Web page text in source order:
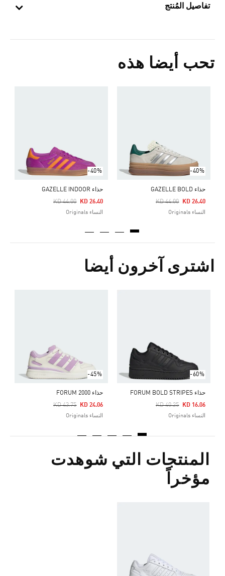
تفاصيل المُنتج
تحب أيضا هذه
-40%
حذاء GAZELLE BOLD
Price Reduced From
KD 44.00
To KD 26.40
النساء Originals
-40%
حذاء GAZELLE INDOOR
Price Reduced From
KD 44.00
To KD 26.40
النساء Originals
اشترى آخرون أيضا
-60%
حذاء FORUM BOLD STRIPES
Price Reduced From
KD 40.25
To KD 16.06
النساء Originals
-45%
حذاء FORUM 2000
Price Reduced From
KD 43.75
To KD 24.06
النساء Originals
المنتجات التي شوهدت
مؤخراً